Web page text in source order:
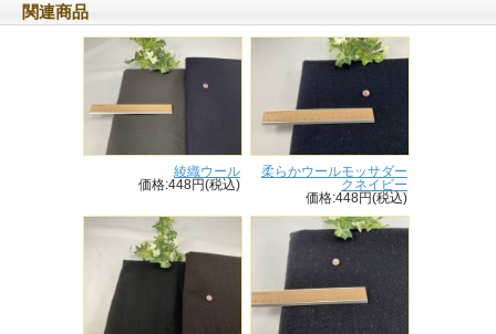
関連商品
綾織ウール
価格:448円(税込)
柔らかウールモッサダー
クネイビー
価格:448円(税込)